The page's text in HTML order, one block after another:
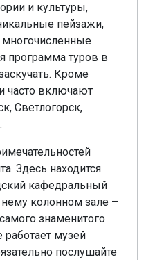
и культуры,
пейзажи,
программа туров в
Кроме
часто включают
Светлогорск,
Здесь находится
кафедральный
колонном зале –
знаменитого
работает музей
послушайте